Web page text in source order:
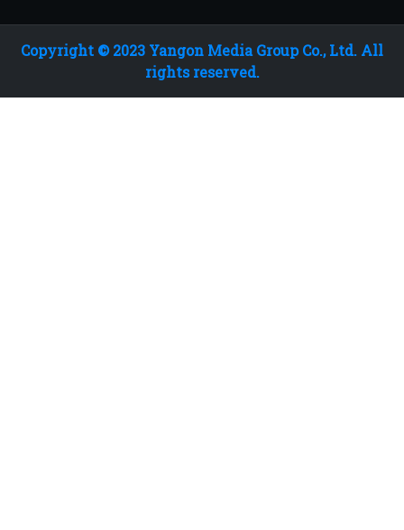
Copyright © 2023 Yangon Media Group Co., Ltd. All
rights reserved.